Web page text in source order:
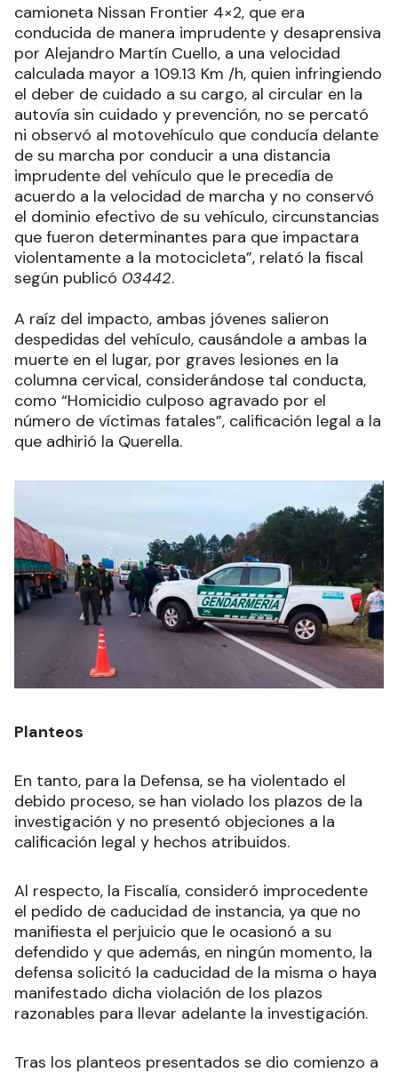
camioneta Nissan Frontier 4×2, que era
conducida de manera imprudente y desaprensiva
por Alejandro Martín Cuello, a una velocidad
calculada mayor a 109.13 Km /h, quien infringiendo
el deber de cuidado a su cargo, al circular en la
autovía sin cuidado y prevención, no se percató
ni observó al motovehículo que conducía delante
de su marcha por conducir a una distancia
imprudente del vehículo que le precedía de
acuerdo a la velocidad de marcha y no conservó
el dominio efectivo de su vehículo, circunstancias
que fueron determinantes para que impactara
violentamente a la motocicleta”, relató la fiscal
según publicó 03442.
A raíz del impacto, ambas jóvenes salieron
despedidas del vehículo, causándole a ambas la
muerte en el lugar, por graves lesiones en la
columna cervical, considerándose tal conducta,
como “Homicidio culposo agravado por el
número de víctimas fatales”, calificación legal a la
que adhirió la Querella.
Planteos
En tanto, para la Defensa, se ha violentado el
debido proceso, se han violado los plazos de la
investigación y no presentó objeciones a la
calificación legal y hechos atribuidos.
Al respecto, la Fiscalía, consideró improcedente
el pedido de caducidad de instancia, ya que no
manifiesta el perjuicio que le ocasionó a su
defendido y que además, en ningún momento, la
defensa solicitó la caducidad de la misma o haya
manifestado dicha violación de los plazos
razonables para llevar adelante la investigación.
Tras los planteos presentados se dio comienzo a